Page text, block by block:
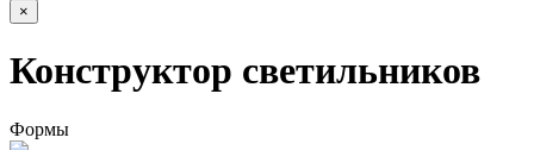
×
Конструктор светильников
Формы